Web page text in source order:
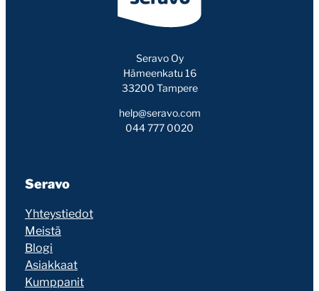
Seravo Oy
Hämeenkatu 16
33200 Tampere
help@seravo.com
044 777 0020
Seravo
Yhteystiedot
Meistä
Blogi
Asiakkaat
Kumppanit